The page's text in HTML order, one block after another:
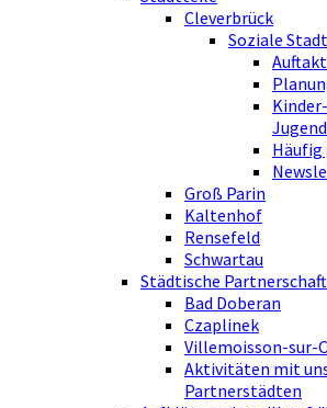
Cleverbrück
Soziale Stadt
Groß Parin
Kaltenhof
Rensefeld
Schwartau
Städtische
Bad Doberan
Czaplinek
Villemoisson-sur-
Aktivitäten mit
Partnerstädten